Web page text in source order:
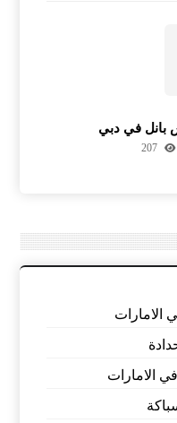
بانل في دبي
207
الامارات
الامارات